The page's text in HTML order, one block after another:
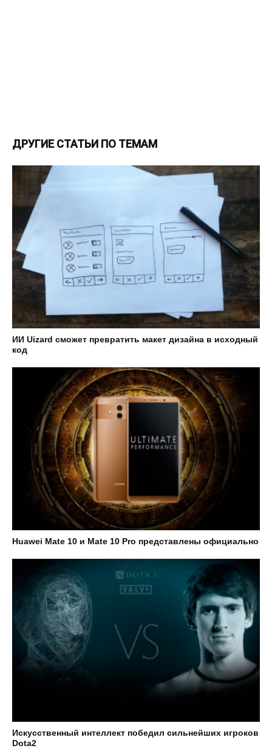
ДРУГИЕ СТАТЬИ ПО ТЕМАМ
ИИ Uizard сможет превратить макет дизайна в исходный
код
Huawei Mate 10 и Mate 10 Pro представлены официально
Искусственный интеллект победил сильнейших игроков
Dota2